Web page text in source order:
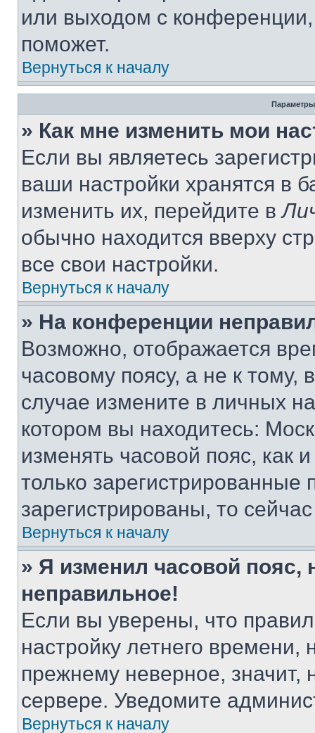
или выходом с
поможет.
Вернуться к началу
Параметры
» Как мне изменить мои
Если вы являетесь
ваши настройки хранятся в
изменить их, перейдите в
обычно находится вверху
все свои настройки.
Вернуться к началу
» На конференции
Возможно, отображается
часовому поясу, а не к тому,
случае измените в личных
котором вы находитесь:
изменять часовой пояс, как
только
зарегистрированы, то
Вернуться к началу
» Я изменил часовой пояс,
неправильное!
Если вы уверены, что
настройку летнего
прежнему неверное, значит,
сервере. Уведомите
Вернуться к началу